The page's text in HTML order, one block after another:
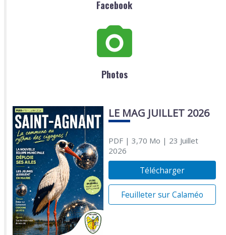
Facebook
Photos
LE MAG JUILLET 2026
PDF| 3,70 Mo | 23 Juillet
2026
Télécharger
Feuilleter sur Calaméo